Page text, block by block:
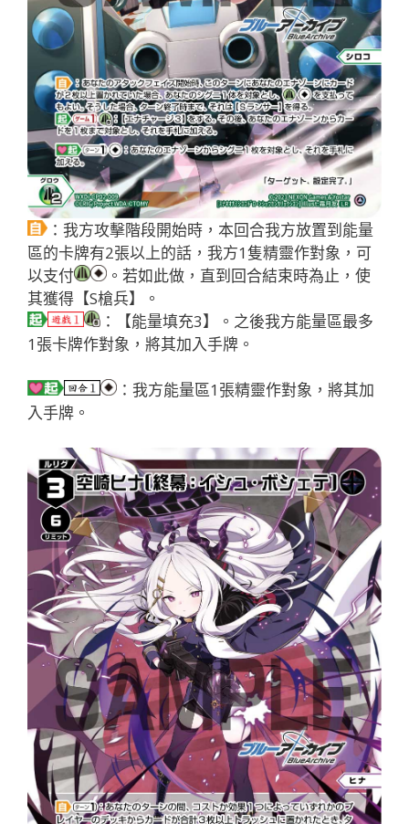
：我方攻擊階段開始時，本回合我方放置到能量
區的卡牌有2張以上的話，我方1隻精靈作對象，可
以支付
。若如此做，直到回合結束時為止，使
其獲得【S槍兵】。
：【能量填充3】。之後我方能量區最多
1張卡牌作對象，將其加入手牌。
：我方能量區1張精靈作對象，將其加
入手牌。